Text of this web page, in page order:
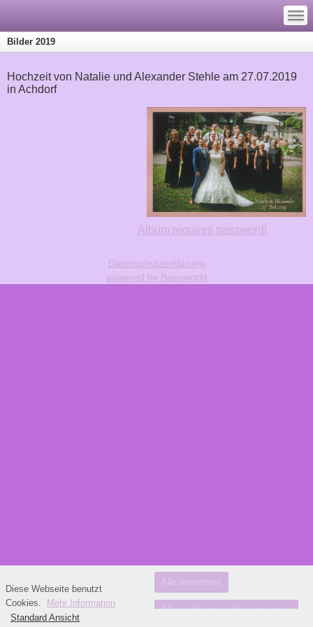
—
—
—
Bilder 2019
Hochzeit von Natalie und Alexander Stehle am 27.07.2019
in Achdorf
Album requires password!
Datenschutzerklärung
powered by Beepworld
Standard Ansicht
Diese Webseite benutzt
Cookies.
Mehr Information
Alle annehmen
Alle nicht notwendigen ablehnen